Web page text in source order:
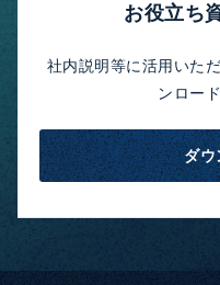
お役立ち
社内説明等に活用いた
ンロー
ダウ